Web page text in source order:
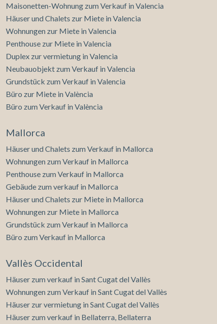
Maisonetten-Wohnung zum Verkauf in Valencia
Häuser und Chalets zur Miete in Valencia
Wohnungen zur Miete in Valencia
Penthouse zur Miete in Valencia
Duplex zur vermietung in Valencia
Neubauobjekt zum Verkauf in Valencia
Grundstück zum Verkauf in Valencia
Büro zur Miete in València
Büro zum Verkauf in València
Mallorca
Häuser und Chalets zum Verkauf in Mallorca
Wohnungen zum Verkauf in Mallorca
Penthouse zum Verkauf in Mallorca
Gebäude zum verkauf in Mallorca
Häuser und Chalets zur Miete in Mallorca
Wohnungen zur Miete in Mallorca
Grundstück zum Verkauf in Mallorca
Büro zum Verkauf in Mallorca
Vallès Occidental
Häuser zum verkauf in Sant Cugat del Vallès
Wohnungen zum Verkauf in Sant Cugat del Vallès
Häuser zur vermietung in Sant Cugat del Vallès
Häuser zum verkauf in Bellaterra, Bellaterra